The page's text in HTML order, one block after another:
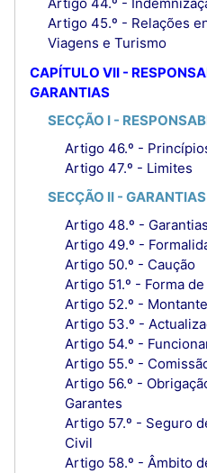
Artigo 44.º -
Artigo 45.º - Relações
Viagens e Turismo
CAPÍTULO VII -
GARANTIAS
SECÇÃO I -
Artigo 46.º -
Artigo 47.º - Limites
SECÇÃO II - GARANTIAS
Artigo 48.º -
Artigo 49.º -
Artigo 50.º - Caução
Artigo 51.º - Forma
Artigo 52.º - Montante
Artigo 53.º -
Artigo 54.º -
Artigo 55.º -
Artigo 56.º -
Garantes
Artigo 57.º - Seguro
Civil
Artigo 58.º - Âmbito